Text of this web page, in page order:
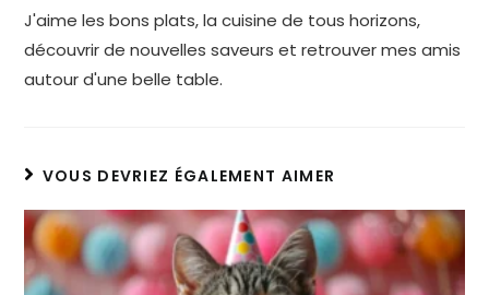
J'aime les bons plats, la cuisine de tous horizons,
découvrir de nouvelles saveurs et retrouver mes amis
autour d'une belle table.
VOUS DEVRIEZ ÉGALEMENT AIMER